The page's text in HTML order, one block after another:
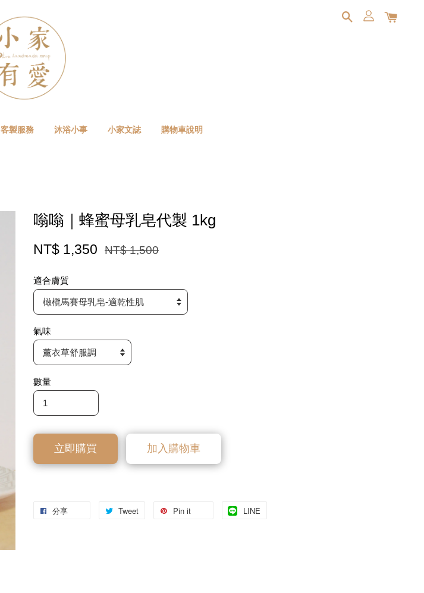
客製服務 沐浴小事 小家文誌 購物車說明
嗡嗡｜蜂蜜母乳皂代製 1kg
NT$ 1,350 NT$ 1,500
適合膚質
氣味
數量
立即購買 加入購物車
分享 Tweet Pin it LINE